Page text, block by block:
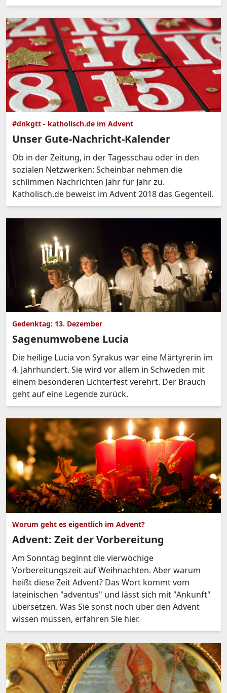
#dnkgtt - katholisch.de im Advent
Unser Gute-Nachricht-Kalender
Ob in der Zeitung, in der Tagesschau oder in den
sozialen Netzwerken: Scheinbar nehmen die
schlimmen Nachrichten Jahr für Jahr zu.
Katholisch.de beweist im Advent 2018 das Gegenteil.
Gedenktag: 13. Dezember
Sagenumwobene Lucia
Die heilige Lucia von Syrakus war eine Märtyrerin im
4. Jahrhundert. Sie wird vor allem in Schweden mit
einem besonderen Lichterfest verehrt. Der Brauch
geht auf eine Legende zurück.
Worum geht es eigentlich im Advent?
Advent: Zeit der Vorbereitung
Am Sonntag beginnt die vierwöchige
Vorbereitungszeit auf Weihnachten. Aber warum
heißt diese Zeit Advent? Das Wort kommt vom
lateinischen "adventus" und lässt sich mit "Ankunft"
übersetzen. Was Sie sonst noch über den Advent
wissen müssen, erfahren Sie hier.